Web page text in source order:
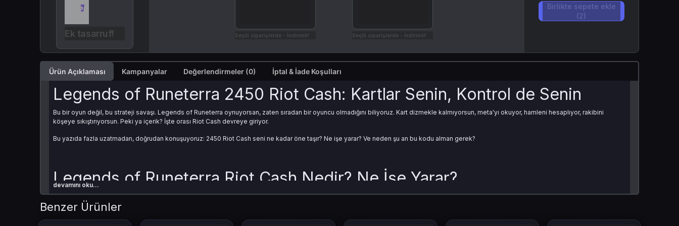
Ek tasarruf! Seçili siparişlerde - İndirimli! Seçili siparişlerde - İndirimli!
Birlikte sepete ekle
(2)
Ürün Açıklaması Kampanyalar Değerlendirmeler (0) İptal & İade Koşulları
Legends of Runeterra 2450 Riot Cash: Kartlar Senin, Kontrol de Senin
Bu bir oyun değil, bu strateji savaşı. Legends of Runeterra oynuyorsan, zaten sıradan bir oyuncu olmadığını biliyoruz. Kart dizmekle kalmıyorsun, meta'yı okuyor, hamleni hesaplıyor, rakibini
köşeye sıkıştırıyorsun. Peki ya içerik? İşte orası Riot Cash devreye giriyor.
Bu yazıda fazla uzatmadan, doğrudan konuşuyoruz: 2450 Riot Cash seni ne kadar öne taşır? Ne işe yarar? Ve neden şu an bu kodu alman gerek?
Legends of Runeterra Riot Cash Nedir? Ne İşe Yarar?
Riot Cash, Riot ekosisteminin dijital parası. Ama burada mesele para değil, zaman ve avantaj. LoR için kullanıldığında:
Wildcard (Joker kart) alırsın
Sezonluk Battle Pass aktif edersin
devamını oku...
Benzer Ürünler